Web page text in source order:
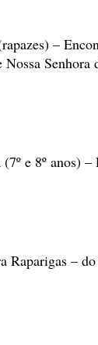
–
Senhora
e 8º anos)
Raparigas – do